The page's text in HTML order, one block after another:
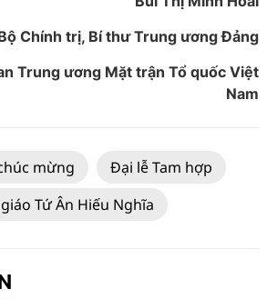
Chính trị, Bí thư Trung ương Đảng
Trung ương Mặt trận Tổ quốc Việt
Nam
mừng
Đại lễ Tam hợp
Tứ Ân Hiếu Nghĩa